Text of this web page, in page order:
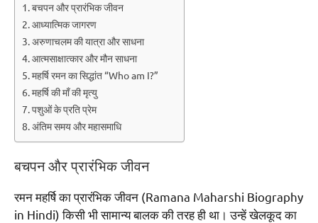
बचपन और प्रारंभिक जीवन
आध्यात्मिक जागरण
अरुणाचलम की यात्रा और साधना
आत्मसाक्षात्कार और मौन साधना
महर्षि रमन का सिद्धांत “Who am I?”
महर्षि की माँ की मृत्यु
पशुओं के प्रति प्रेम
अंतिम समय और महासमाधि
बचपन और प्रारंभिक जीवन
रमन महर्षि का प्रारंभिक जीवन (Ramana Maharshi Biography
in Hindi) किसी भी सामान्य बालक की तरह ही था। उन्हें खेलकूद का